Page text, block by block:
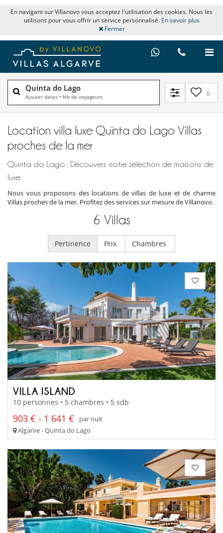
En navigant sur Villanovo vous acceptez l'utilisation des cookies. Nous les
utilisons pour vous offrir un service personnalisé. En savoir plus
Fermer
Quinta do Lago
Ajouter dates • Nb de voyageurs 0
Location villa luxe Quinta do Lago Villas
proches de la mer
Quinta do Lago : Découvrez notre sélection de maisons de
luxe.
Nous vous proposons des locations de villas de luxe et de charme
Villas proches de la mer. Profitez des services sur mesure de Villanovo.
6 Villas
Pertinence Prix Chambres
VILLA ISLAND
10 personnes • 5 chambres • 5 sdb
903 € - 1 641 €
par nuit
Algarve - Quinta do Lago